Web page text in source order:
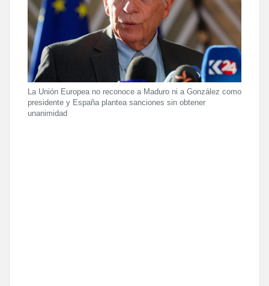
La Unión Europea no reconoce a Maduro ni a González como
presidente y España plantea sanciones sin obtener
unanimidad